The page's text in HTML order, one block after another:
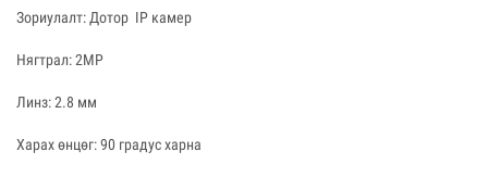
Зориулалт: Дотор IP камер
Нягтрал: 2MP
Линз: 2.8 мм
Харах өнцөг: 90 градус харна